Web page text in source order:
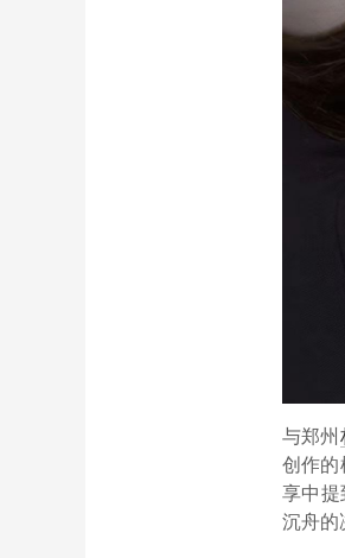
与郑州
创作的
享中
沉舟的